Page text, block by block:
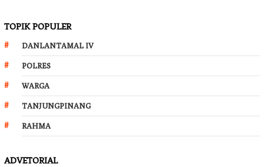
TOPIK POPULER
DANLANTAMAL IV
POLRES
WARGA
TANJUNGPINANG
RAHMA
ADVETORIAL